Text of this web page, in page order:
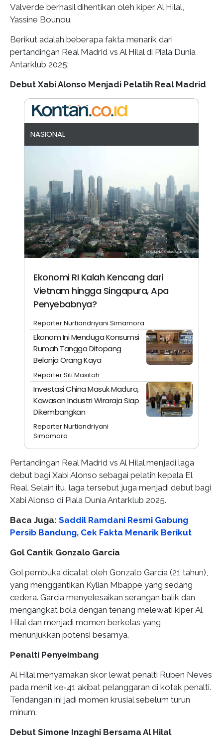
Valverde berhasil dihentikan oleh kiper Al Hilal,
Yassine Bounou.
Berikut adalah beberapa fakta menarik dari
pertandingan Real Madrid vs Al Hilal di Piala Dunia
Antarklub 2025:
Debut Xabi Alonso Menjadi Pelatih Real Madrid
NASIONAL
Ekonomi RI Kalah Kencang dari
Vietnam hingga Singapura, Apa
Penyebabnya?
Reporter Nurtiandriyani Simamora
Ekonom Ini Menduga Konsumsi
Rumah Tangga Ditopang
Belanja Orang Kaya
Reporter Siti Masitoh
Investasi China Masuk Madura,
Kawasan Industri Wiraraja Siap
Dikembangkan
Reporter Nurtiandriyani
Simamora
Pertandingan Real Madrid vs Al Hilal menjadi laga
debut bagi Xabi Alonso sebagai pelatih kepala El
Real. Selain itu, laga tersebut juga menjadi debut bagi
Xabi Alonso di Piala Dunia Antarklub 2025.
Baca Juga: Saddil Ramdani Resmi Gabung
Persib Bandung, Cek Fakta Menarik Berikut
Gol Cantik Gonzalo Garcia
Gol pembuka dicatat oleh Gonzalo García (21 tahun),
yang menggantikan Kylian Mbappe yang sedang
cedera. Garcia menyelesaikan serangan balik dan
mengangkat bola dengan tenang melewati kiper Al
Hilal dan menjadi momen berkelas yang
menunjukkan potensi besarnya.
Penalti Penyeimbang
Al Hilal menyamakan skor lewat penalti Ruben Neves
pada menit ke‑41 akibat pelanggaran di kotak penalti.
Tendangan ini jadi momen krusial sebelum turun
minum.
Debut Simone Inzaghi Bersama Al Hilal